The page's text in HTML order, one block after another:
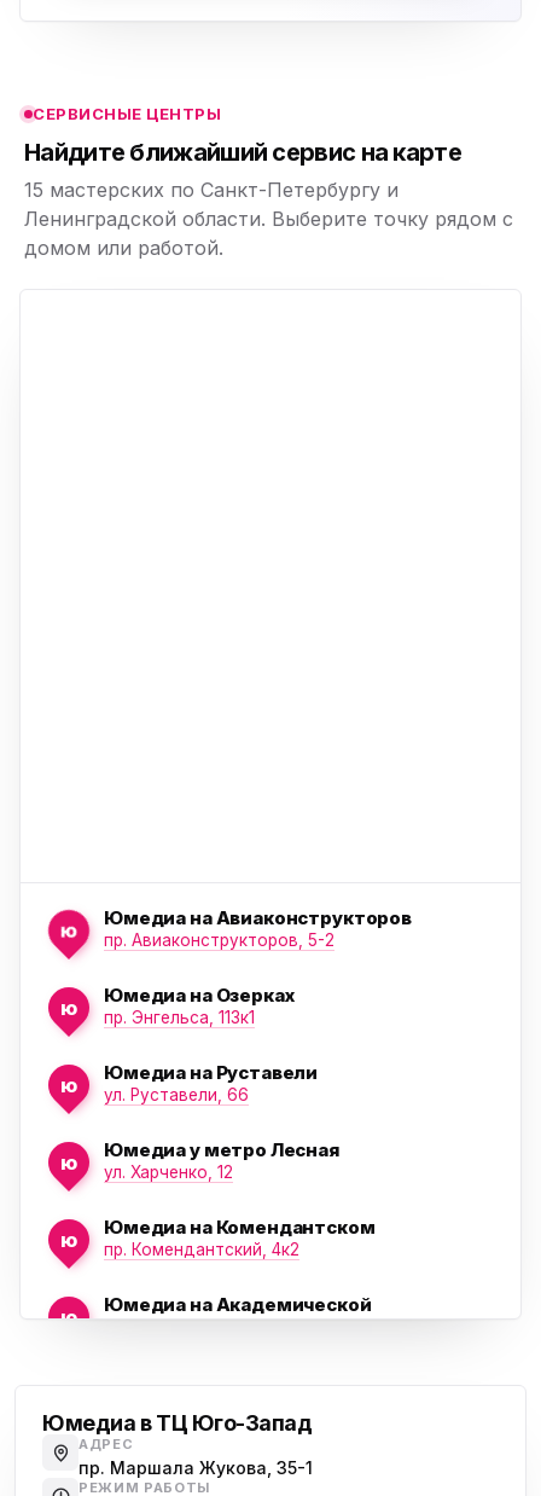
СЕРВИСНЫЕ ЦЕНТРЫ
Найдите ближайший сервис на карте
15 мастерских по Санкт-Петербургу и
Ленинградской области. Выберите точку рядом с
домом или работой.
ю
Юмедиа на Авиаконструкторов
пр. Авиаконструкторов, 5-2
ю
Юмедиа на Озерках
пр. Энгельса, 113к1
ю
Юмедиа на Руставели
ул. Руставели, 66
ю
Юмедиа у метро Лесная
ул. Харченко, 12
ю
Юмедиа на Комендантском
пр. Комендантский, 4к2
ю
Юмедиа на Академической
Юмедиа на Наставников
пр. Наставников 35
ю
Юмедиа в ТЦ Юго-Запад
АДРЕС
пр. Маршала Жукова, 35-1
РЕЖИМ РАБОТЫ